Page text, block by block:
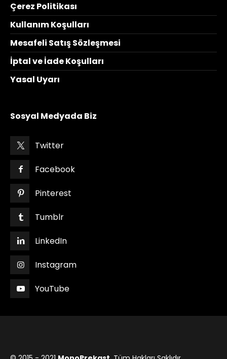
Çerez Politikası
Kullanım Koşulları
Mesafeli Satış Sözleşmesi
İptal ve İade Koşulları
Yasal Uyarı
Sosyal Medyada Biz
Twitter
Facebook
Pinterest
Tumblr
LinkedIn
Instagram
YouTube